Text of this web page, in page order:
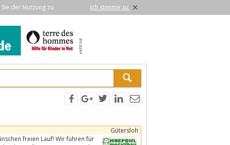
der Nutzung zu. Ich stimme zu. ×
Gütersloh
freien Lauf! Wir führen für